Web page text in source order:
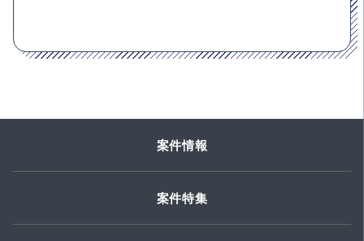
案件情報
案件特集